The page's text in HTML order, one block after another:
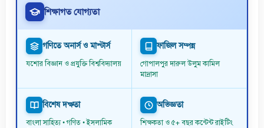
শিক্ষাগত যোগ্যতা
গণিতে অনার্স ও মাস্টার্স
যশোর বিজ্ঞান ও প্রযুক্তি বিশ্ববিদ্যালয়
ফাজিল সম্পন্ন
গোপালপুর দারুল উলুম কামিল
মাদ্রাসা
বিশেষ দক্ষতা
বাংলা সাহিত্য • গণিত • ইসলামিক
অভিজ্ঞতা
শিক্ষকতা ও ৫+ বছর কন্টেন্ট রাইটিং